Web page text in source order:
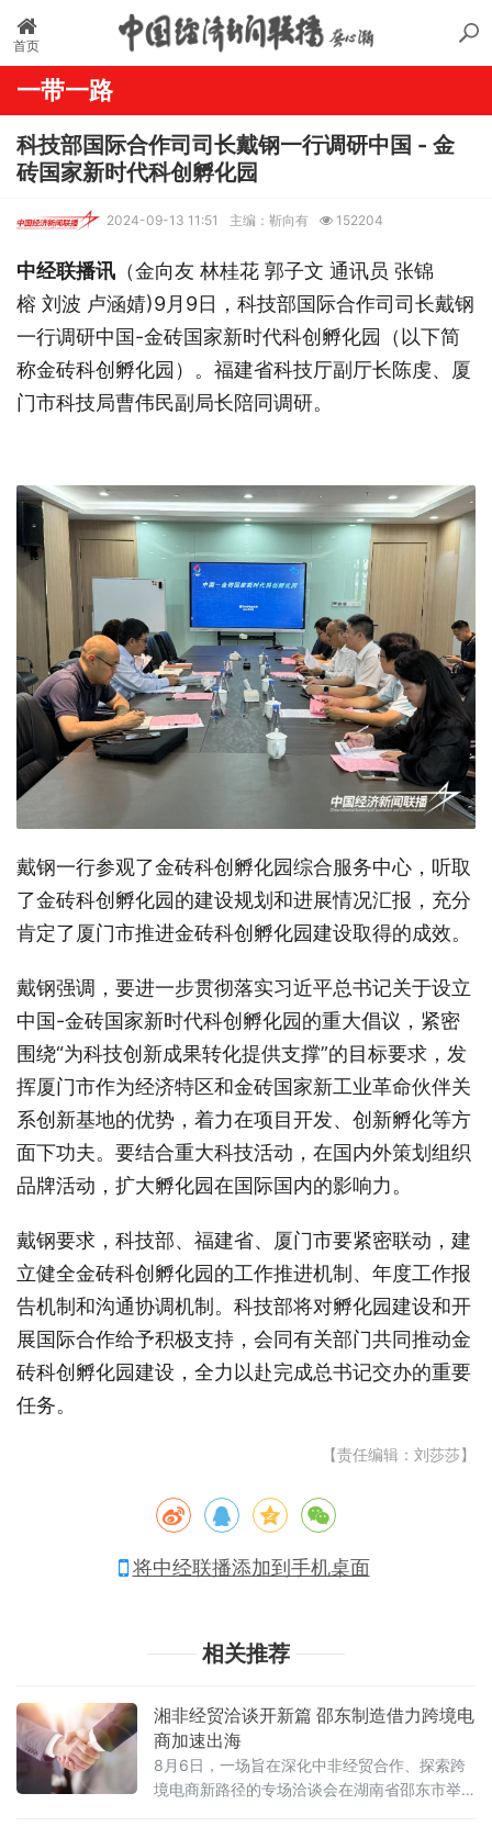
首页
一带一路
科技部国际合作司司长戴钢一行调研中国 - 金
砖国家新时代科创孵化园
2024-09-13 11:51 主编：靳向有 152204
中经联播讯 （金向友 林桂花 郭子文 通讯员 张锦
榕 刘波 卢涵婧)9月9日，科技部国际合作司司长戴钢
一行调研中国-金砖国家新时代科创孵化园（以下简
称金砖科创孵化园）。福建省科技厅副厅长陈虔、厦
门市科技局曹伟民副局长陪同调研。
戴钢一行参观了金砖科创孵化园综合服务中心，听取
了金砖科创孵化园的建设规划和进展情况汇报，充分
肯定了厦门市推进金砖科创孵化园建设取得的成效。
戴钢强调，要进一步贯彻落实习近平总书记关于设立
中国-金砖国家新时代科创孵化园的重大倡议，紧密
围绕“为科技创新成果转化提供支撑”的目标要求，发
挥厦门市作为经济特区和金砖国家新工业革命伙伴关
系创新基地的优势，着力在项目开发、创新孵化等方
面下功夫。要结合重大科技活动，在国内外策划组织
品牌活动，扩大孵化园在国际国内的影响力。
戴钢要求，科技部、福建省、厦门市要紧密联动，建
立健全金砖科创孵化园的工作推进机制、年度工作报
告机制和沟通协调机制。科技部将对孵化园建设和开
展国际合作给予积极支持，会同有关部门共同推动金
砖科创孵化园建设，全力以赴完成总书记交办的重要
任务。
【责任编辑：刘莎莎】
将中经联播添加到手机桌面
相关推荐
湘非经贸洽谈开新篇 邵东制造借力跨境电
商加速出海
8月6日，一场旨在深化中非经贸合作、探索跨
境电商新路径的专场洽谈会在湖南省邵东市举